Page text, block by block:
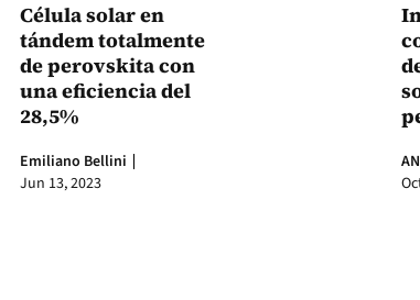
Célula solar en
tándem totalmente
de perovskita con
una eficiencia del
28,5%
Emiliano Bellini
Jun 13, 2023